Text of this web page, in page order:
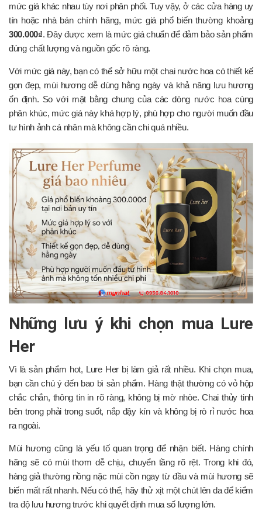
mức giá khác nhau tùy nơi phân phối. Tuy vậy, ở các cửa hàng uy
tín hoặc nhà bán chính hãng, mức giá phổ biến thường khoảng
300.000₫. Đây được xem là mức giá chuẩn để đảm bảo sản phẩm
đúng chất lượng và nguồn gốc rõ ràng.
Với mức giá này, bạn có thể sở hữu một chai nước hoa có thiết kế
gọn đẹp, mùi hương dễ dùng hằng ngày và khả năng lưu hương
ổn định. So với mặt bằng chung của các dòng nước hoa cùng
phân khúc, mức giá này khá hợp lý, phù hợp cho người muốn đầu
tư hình ảnh cá nhân mà không cần chi quá nhiều.
Những lưu ý khi chọn mua Lure
Her
Vì là sản phẩm hot, Lure Her bị làm giả rất nhiều. Khi chọn mua,
bạn cần chú ý đến bao bì sản phẩm. Hàng thật thường có vỏ hộp
chắc chắn, thông tin in rõ ràng, không bị mờ nhòe. Chai thủy tinh
bên trong phải trong suốt, nắp đậy kín và không bị rò rỉ nước hoa
ra ngoài.
Mùi hương cũng là yếu tố quan trọng để nhận biết. Hàng chính
hãng sẽ có mùi thơm dễ chịu, chuyển tầng rõ rệt. Trong khi đó,
hàng giả thường nồng nặc mùi cồn ngay từ đầu và mùi hương sẽ
biến mất rất nhanh. Nếu có thể, hãy thử xịt một chút lên da để kiểm
tra độ lưu hương trước khi quyết định mua số lượng lớn.